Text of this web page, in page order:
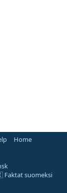
Home
suomeksi